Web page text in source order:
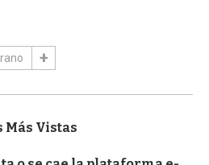
Más Vistas